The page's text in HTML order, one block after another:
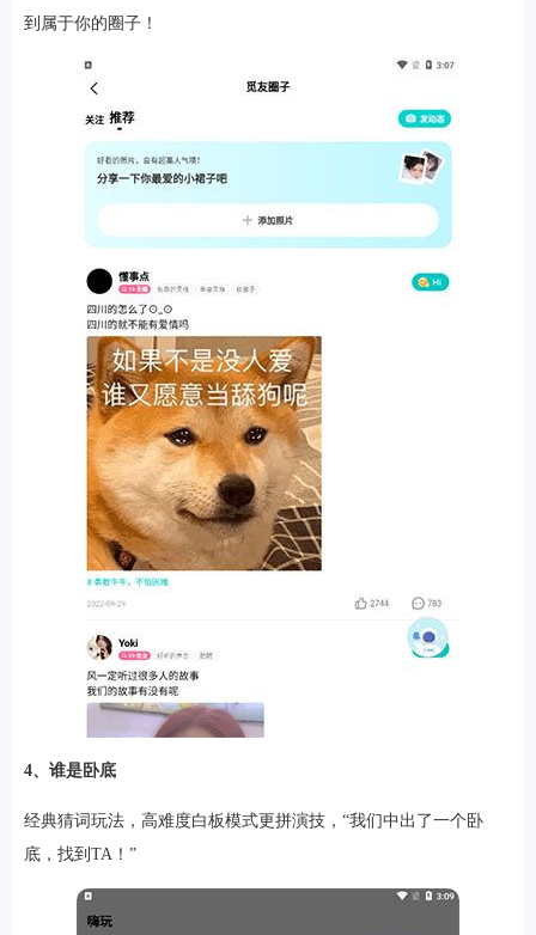
到属于你的圈子！
4、谁是卧底
经典猜词玩法，高难度白板模式更拼演技，“我们中出了一个卧
底，找到TA！”